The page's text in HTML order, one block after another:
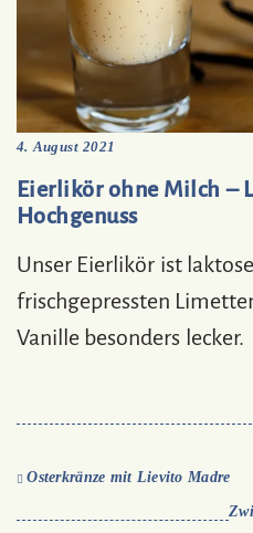
4. August 2021
Eierlikör ohne Milch –
Hochgenuss
Unser Eierlikör ist
frischgepressten
Vanille besonders lecker.
Osterkränze mit Lievito Madre